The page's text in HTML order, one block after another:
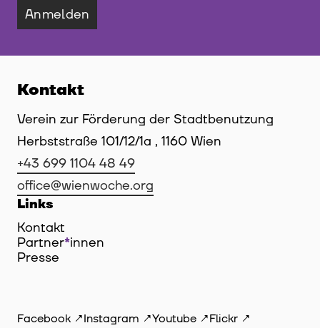
Anmelden
Kontakt
Verein zur Förderung der Stadtbenutzung
Herbststraße 101/12/1a , 1160 Wien
+43 699 1104 48 49
office@wienwoche.org
Links
Kontakt
Partner*innen
Presse
Facebook Instagram Youtube
Flickr